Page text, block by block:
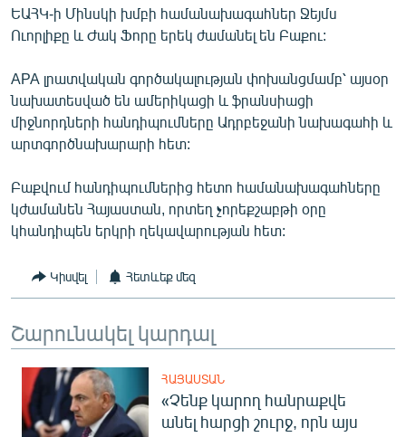
ՏԵՍԱՆՅՈՒԹԵՐ
ԲԱՆԱՎԵՃ
ՁԳՏԵԼՈՎ ԼԱՎԱԳՈՒՅՆԻՆ
ՓՈԴՔԱՍԹ
Հայերեն
English
Русский
ՀԵՏԵՎԵՔ ՄԵԶ
«Ազատության» բոլոր կայքերը
ԵԱՀԿ-ի Մինսկի խմբի համանախագահներ Ջեյմս
Ուորլիքը և Ժակ Ֆորը երեկ ժամանել են Բաքու:
APA լրատվական գործակալության փոխանցմամբ՝ այսօր
նախատեսված են ամերիկացի և ֆրանսիացի
միջնորդների հանդիպումները Ադրբեջանի նախագահի և
արտգործնախարարի հետ:
Բաքվում հանդիպումներից հետո համանախագահները
կժամանեն Հայաստան, որտեղ չորեքշաբթի օրը
կհանդիպեն երկրի ղեկավարության հետ:
Կիսվել Հետևեք մեզ
Շարունակել կարդալ
ՀԱՅԱՍՏԱՆ
«Չենք կարող հանրաքվե
անել հարցի շուրջ, որն այս